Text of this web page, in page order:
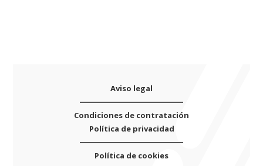
Aviso legal
Condiciones de contratación
Política de privacidad
Política de cookies